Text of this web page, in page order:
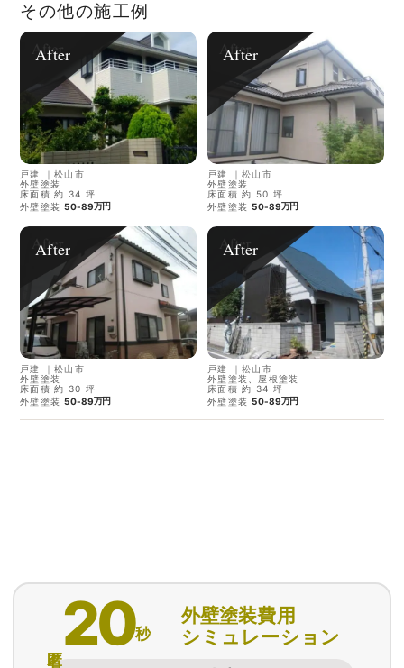
その他の施工例
After
戸建 ｜松山市
外壁塗装
床面積 約 34 坪
外壁塗装 50-89万円
After
戸建 ｜松山市
外壁塗装
床面積 約 50 坪
外壁塗装 50-89万円
After
戸建 ｜松山市
外壁塗装
床面積 約 30 坪
外壁塗装 50-89万円
After
戸建 ｜松山市
外壁塗装、屋根塗装
床面積 約 34 坪
外壁塗装 50-89万円
20秒
外壁塗装費用
シミュレーション